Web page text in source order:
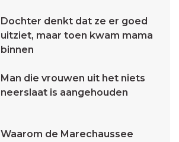
Dochter denkt dat ze er goed
uitziet, maar toen kwam mama
binnen
Man die vrouwen uit het niets
neerslaat is aangehouden
Waarom de Marechaussee